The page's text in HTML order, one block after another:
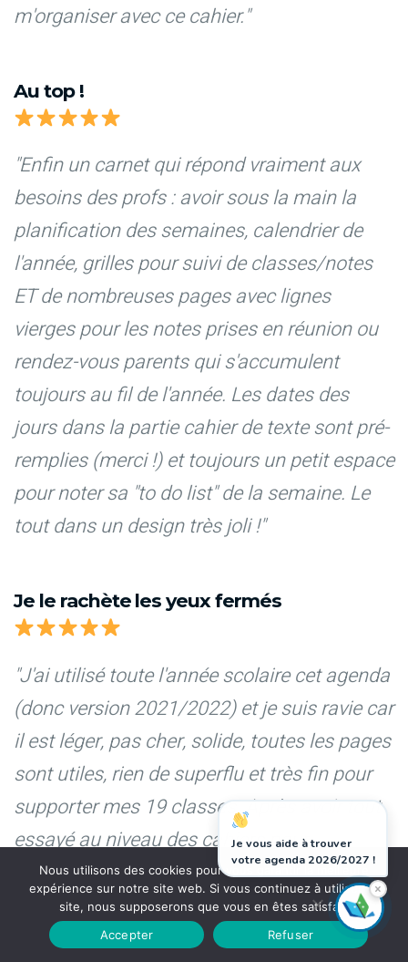
Je vous aide à trouver
votre agenda 2026/2027 !
×
m'organiser avec ce cahier."
Au top !
"Enfin un carnet qui répond vraiment aux
besoins des profs : avoir sous la main la
planification des semaines, calendrier de
l'année, grilles pour suivi de classes/notes
ET de nombreuses pages avec lignes
vierges pour les notes prises en réunion ou
rendez-vous parents qui s'accumulent
toujours au fil de l'année. Les dates des
jours dans la partie cahier de texte sont pré-
remplies (merci !) et toujours un petit espace
pour noter sa "to do list" de la semaine. Le
tout dans un design très joli !"
Je le rachète les yeux fermés
"J'ai utilisé toute l'année scolaire cet agenda
(donc version 2021/2022) et je suis ravie car
il est léger, pas cher, solide, toutes les pages
sont utiles, rien de superflu et très fin pour
supporter mes 19 classes. Après avoir tout
essayé au niveau des cahiers pour
enseignants, celui-ci est le meilleur."
Nous utilisons des cookies pour vous garantir la meilleure
expérience sur notre site web. Si vous continuez à utiliser ce
site, nous supposerons que vous en êtes satisfait.
Accepter
Refuser